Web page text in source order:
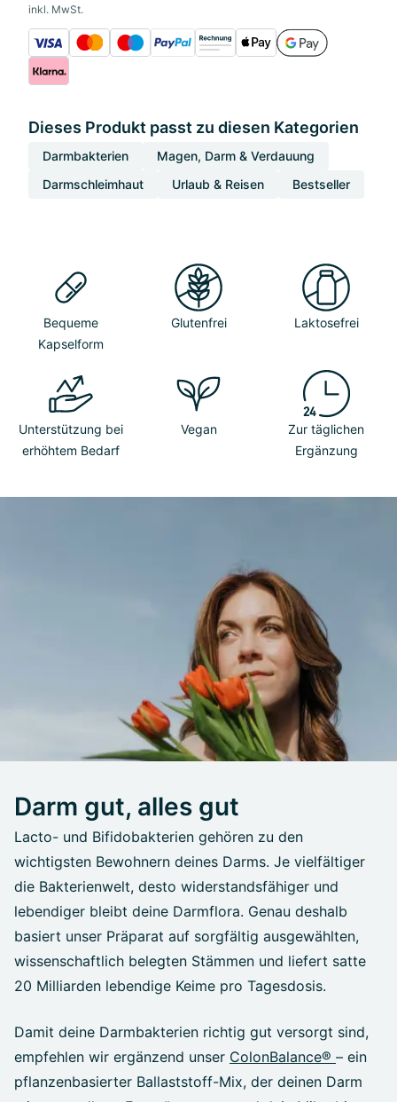
inkl. MwSt.
Dieses Produkt passt zu diesen Kategorien
Darmbakterien
Magen, Darm & Verdauung
Darmschleimhaut
Urlaub & Reisen Bestseller
Bequeme
Kapselform
Glutenfrei Laktosefrei
Unterstützung bei
erhöhtem Bedarf
Vegan
Zur täglichen
Ergänzung
Darm gut, alles gut
Lacto- und Bifidobakterien gehören zu den
wichtigsten Bewohnern deines Darms. Je vielfältiger
die Bakterienwelt, desto widerstandsfähiger und
lebendiger bleibt deine Darmflora. Genau deshalb
basiert unser Präparat auf sorgfältig ausgewählten,
wissenschaftlich belegten Stämmen und liefert satte
20 Milliarden lebendige Keime pro Tagesdosis.
Damit deine Darmbakterien richtig gut versorgt sind,
empfehlen wir ergänzend unser ColonBalance® – ein
pflanzenbasierter Ballaststoff-Mix, der deinen Darm